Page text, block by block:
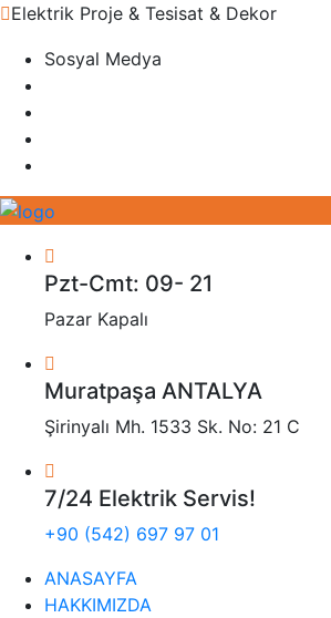
Elektrik Proje & Tesisat & Dekor
Sosyal Medya
Pzt-Cmt: 09- 21
Pazar Kapalı
Muratpaşa ANTALYA
Şirinyalı Mh. 1533 Sk. No: 21 C
7/24 Elektrik Servis!
+90 (542) 697 97 01
ANASAYFA
HAKKIMIZDA